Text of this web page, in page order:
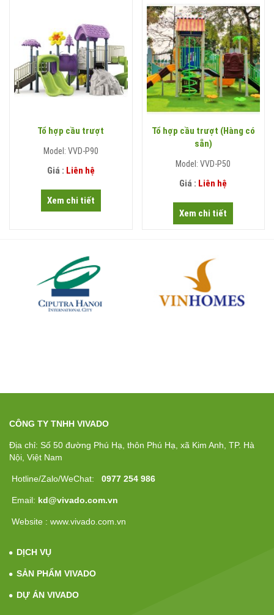
Tổ hợp cầu trượt
Model: VVD-P90
Giá : Liên hệ
Xem chi tiết
Tổ hợp cầu trượt (Hàng có
sẵn)
Model: VVD-P50
Giá : Liên hệ
Xem chi tiết
CÔNG TY TNHH VIVADO
Địa chỉ: Số 50 đường Phú Hạ, thôn Phú Hạ, xã Kim Anh, TP. Hà
Nội, Việt Nam
Hotline/Zalo/WeChat: 0977 254 986
Email: kd@vivado.com.vn
Website : www.vivado.com.vn
DỊCH VỤ
SẢN PHẨM VIVADO
DỰ ÁN VIVADO